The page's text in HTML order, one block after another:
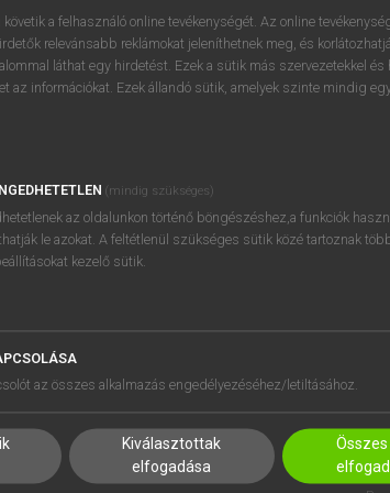
próbaverziójának
regisztrálok ésbelépek.
REGISZTRÁCIÓ
SÚGÓ
RÓLUNK
SÜTI BEÁLLÍTÁSOK
a felhasználó online tevékenységét. Az online
relevánsabb reklámokat jeleníthetnek meg, és
láthat egy hirdetést. Ezek a sütik más szervezetekkel és
az információkat. Ezek állandó sütik, amelyek szinte mindig
(mindig szükséges)
az oldalunkon történő böngészéshez,a funkciók
le azokat. A feltétlenül szükséges sütik közé tartoznak
kezelő sütik.
az összes alkalmazás engedélyezéséhez/letiltásához.
Kiválasztottak
elfogadása